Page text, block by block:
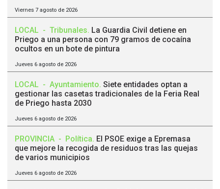
Viernes 7 agosto de 2026
LOCAL - Tribunales. La Guardia Civil detiene en
Priego a una persona con 79 gramos de cocaína
ocultos en un bote de pintura
Jueves 6 agosto de 2026
LOCAL - Ayuntamiento. Siete entidades optan a
gestionar las casetas tradicionales de la Feria Real
de Priego hasta 2030
Jueves 6 agosto de 2026
PROVINCIA - Política. El PSOE exige a Epremasa
que mejore la recogida de residuos tras las quejas
de varios municipios
Jueves 6 agosto de 2026